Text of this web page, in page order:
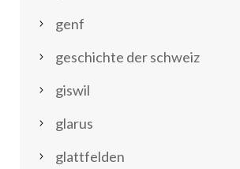
genf
geschichte der schweiz
giswil
glarus
glattfelden